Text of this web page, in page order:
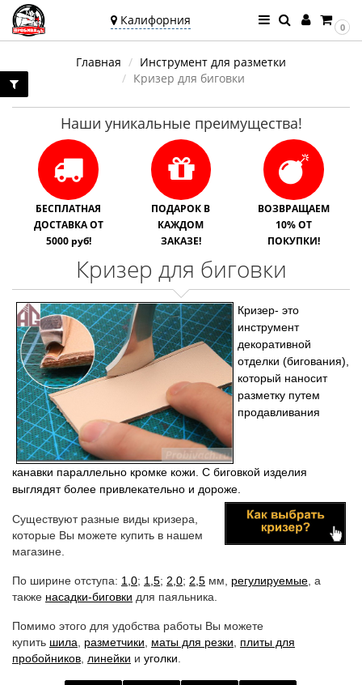
Калифорния
Калифорния
Угадали?
0
Главная
Инструмент для разметки
Кризер для биговки
Наши уникальные преимущества!
БЕСПЛАТНАЯ
ДОСТАВКА ОТ
5000 руб!
ПОДАРОК В
КАЖДОМ
ЗАКАЗЕ!
ВОЗВРАЩАЕМ
10% ОТ
ПОКУПКИ!
Кризер для биговки
Кризер- это
инструмент
декоративной
отделки (бигования),
который наносит
разметку путем
продавливания
канавки параллельно кромке кожи. С биговкой изделия
выглядят более привлекательно и дороже.
Существуют разные виды кризера,
которые Вы можете купить в нашем
магазине.
По ширине отступа: 1,0; 1,5; 2,0; 2,5 мм, регулируемые , а
также насадки-биговки для паяльника.
Помимо этого для удобства работы Вы можете
купить шила разметчики маты для резки
плиты для
пробойников линейки и уголки